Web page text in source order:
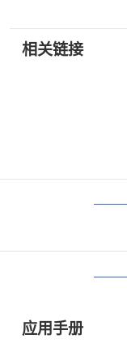
相关链接
应用手册